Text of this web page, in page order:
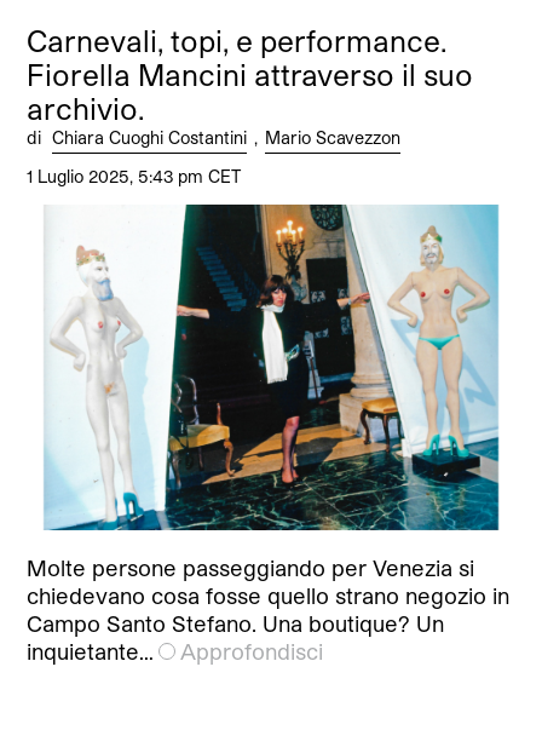
Carnevali, topi, e performance.
Fiorella Mancini attraverso il suo
archivio.
di Chiara Cuoghi Costantini , Mario Scavezzon
1 Luglio 2025, 5:43 pm CET
Molte persone passeggiando per Venezia si
chiedevano cosa fosse quello strano negozio in
Campo Santo Stefano. Una boutique? Un
inquietante…
Approfondisci